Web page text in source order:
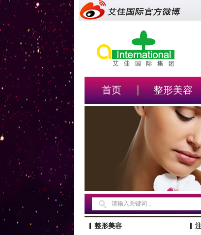
首页 整形美容
搜索词： 艾佳国际整形
丰太阳穴
整形美容